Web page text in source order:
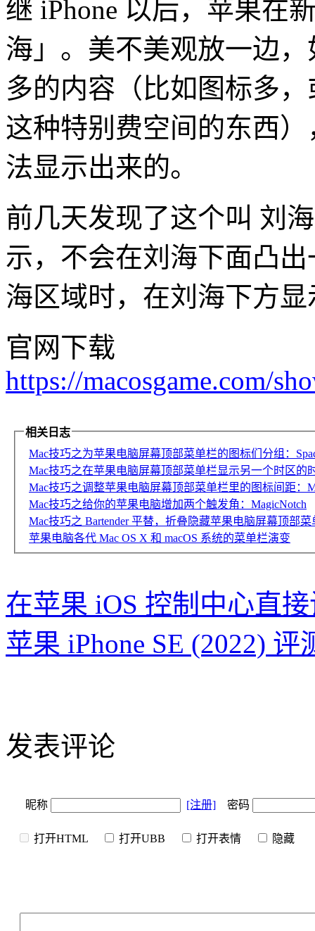
继 iPhone 以后，苹果在
海」。美不美观放一边
多的内容（比如图标多
这种特别费空间的东西
法显示出来的。
前几天发现了这个叫 刘
示，不会在刘海下面凸
海区域时，在刘海下方
官网下载
https://macosgame.com/
相关日志
Mac技巧之为苹果电脑屏幕顶部菜单栏的图标们分组：
Mac技巧之在苹果电脑屏幕顶部菜单栏显示另一个时区的
Mac技巧之调整苹果电脑屏幕顶部菜单栏里的图标间距：
Mac技巧之给你的苹果电脑增加两个触发角：MagicNotch
Mac技巧之 Bartender 平替，折叠隐藏苹果电脑屏幕顶部
苹果电脑各代 Mac OS X 和 macOS 系统的菜单栏演变
在苹果 iOS 控制中心直
苹果 iPhone SE (2022) 评
发表评论
昵称 [注册] 密码
打开HTML 打开UBB 打开表情 隐